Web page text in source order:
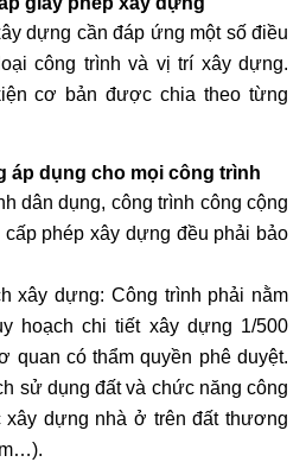
dựng cần đáp ứng một số điều
công trình và vị trí xây dựng.
cơ bản được chia theo từng
áp dụng cho mọi công trình
dân dụng, công trình công cộng
phép xây dựng đều phải bảo
xây dựng: Công trình phải nằm
hoạch chi tiết xây dựng 1/500
quan có thẩm quyền phê duyệt.
sử dụng đất và chức năng công
dựng nhà ở trên đất thương